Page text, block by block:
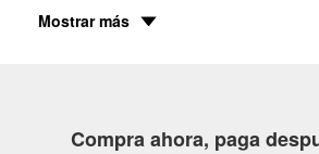
Mostrar más
Compra ahora, paga